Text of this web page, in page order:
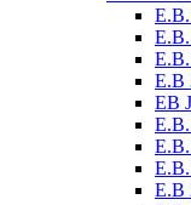
E.B
EB
E.B